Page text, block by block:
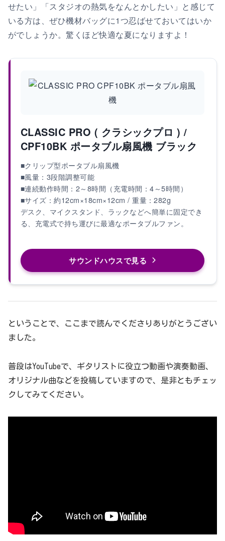
せたい」「スタジオの熱気をなんとかしたい」と感じて
いる方は、ぜひ機材バッグに1つ忍ばせておいてはいか
がでしょうか。驚くほど快適な夏になりますよ！
CLASSIC PRO ( クラシックプロ ) /
CPF10BK ポータブル扇風機 ブラック
■クリップ型ポータブル扇風機
■風量：3段階調整可能
■連続動作時間：2～8時間（充電時間：4～5時間）
■サイズ：約12cm×18cm×12cm / 重量：282g
デスク、マイクスタンド、ラックなどへ簡単に固定でき
る、充電式で持ち運びに最適なポータブルファン。
サウンドハウスで見る
ということで、ここまで読んでくださりありがとうござい
ました。
普段はYouTubeで、ギタリストに役立つ動画や演奏動画、
オリジナル曲などを投稿していますので、是非ともチェッ
クしてみてください。